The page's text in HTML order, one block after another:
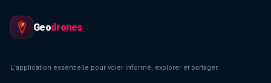
Geodrones
L’application essentielle pour voler informé, explorer et partager.